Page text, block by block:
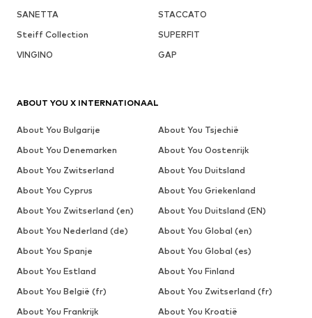
SANETTA
STACCATO
Steiff Collection
SUPERFIT
VINGINO
GAP
ABOUT YOU X INTERNATIONAAL
About You Bulgarije
About You Tsjechië
About You Denemarken
About You Oostenrijk
About You Zwitserland
About You Duitsland
About You Cyprus
About You Griekenland
About You Zwitserland (en)
About You Duitsland (EN)
About You Nederland (de)
About You Global (en)
About You Spanje
About You Global (es)
About You Estland
About You Finland
About You België (fr)
About You Zwitserland (fr)
About You Frankrijk
About You Kroatië